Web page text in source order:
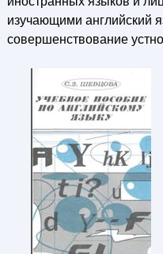
изучающими английский
совершенствование